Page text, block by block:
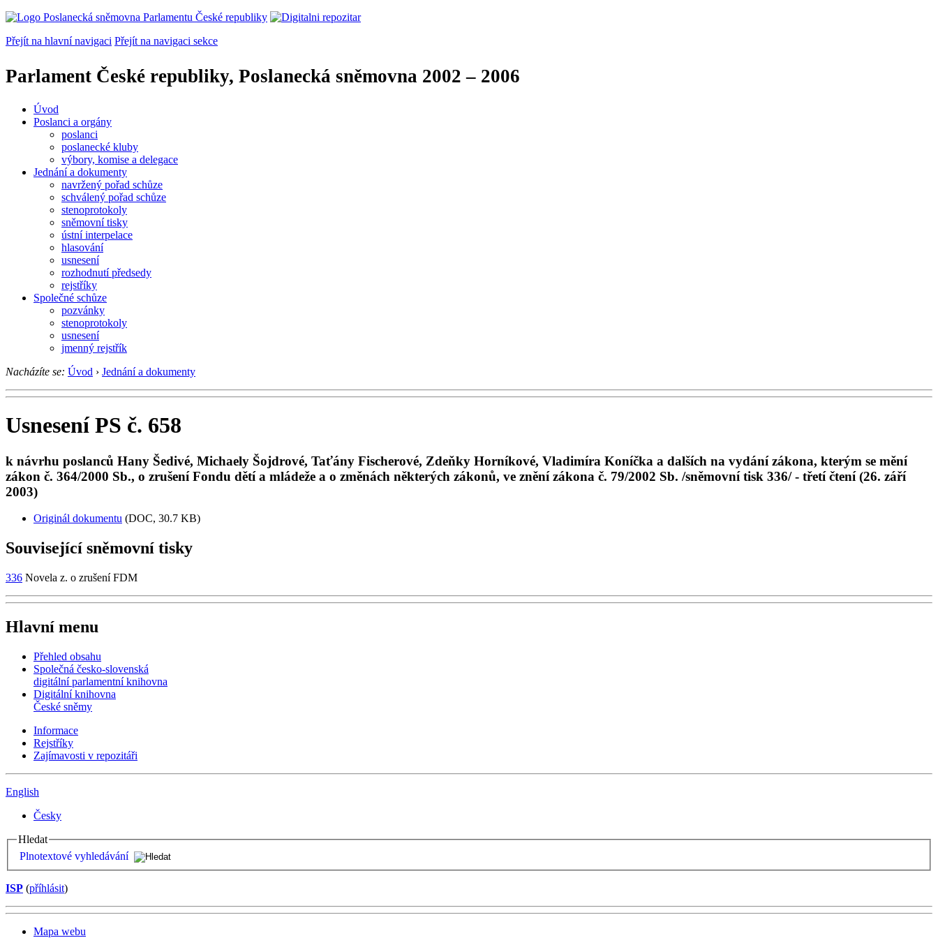
Přejít na hlavní navigaci Přejít na navigaci sekce
Parlament České republiky, Poslanecká sněmovna 2002 – 2006
Úvod
Poslanci a orgány
poslanci
poslanecké kluby
výbory, komise a delegace
Jednání a dokumenty
navržený pořad schůze
schválený pořad schůze
stenoprotokoly
sněmovní tisky
ústní interpelace
hlasování
usnesení
rozhodnutí předsedy
rejstříky
Společné schůze
pozvánky
stenoprotokoly
usnesení
jmenný rejstřík
Nacházíte se: Úvod › Jednání a dokumenty
Usnesení PS č. 658
k návrhu poslanců Hany Šedivé, Michaely Šojdrové, Taťány Fischerové, Zdeňky Horníkové, Vladimíra Koníčka a dalších na vydání zákona, kterým se mění
zákon č. 364/2000 Sb., o zrušení Fondu dětí a mládeže a o změnách některých zákonů, ve znění zákona č. 79/2002 Sb. /sněmovní tisk 336/ - třetí čtení (26. září
2003)
Originál dokumentu (DOC, 30.7 KB)
Související sněmovní tisky
336 Novela z. o zrušení FDM
Hlavní menu
Přehled obsahu
Společná česko-slovenská
digitální parlamentní knihovna
Digitální knihovna
České sněmy
Informace
Rejstříky
Zajímavosti v repozitáři
English
Česky
Hledat
Plnotextové vyhledávání
ISP (příhlásit)
Mapa webu